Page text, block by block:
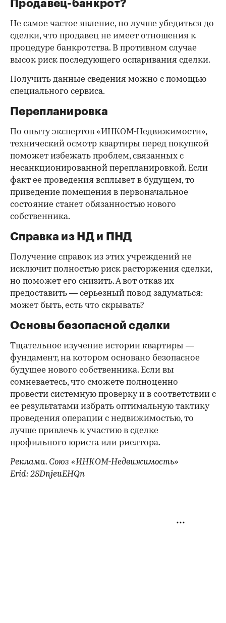
Продавец-банкрот?
Не самое частое явление, но лучше убедиться до
сделки, что продавец не имеет отношения к
процедуре банкротства. В противном случае
высок риск последующего оспаривания сделки.
Получить данные сведения можно с помощью
специального сервиса.
Перепланировка
По опыту экспертов «ИНКОМ-Недвижимости»,
технический осмотр квартиры перед покупкой
поможет избежать проблем, связанных с
несанкционированной перепланировкой. Если
факт ее проведения всплывет в будущем, то
приведение помещения в первоначальное
состояние станет обязанностью нового
собственника.
Справка из НД и ПНД
Получение справок из этих учреждений не
исключит полностью риск расторжения сделки,
но поможет его снизить. А вот отказ их
предоставить — серьезный повод задуматься:
может быть, есть что скрывать?
Основы безопасной сделки
Тщательное изучение истории квартиры —
фундамент, на котором основано безопасное
будущее нового собственника. Если вы
сомневаетесь, что сможете полноценно
провести системную проверку и в соответствии с
ее результатами избрать оптимальную тактику
проведения операции с недвижимостью, то
лучше привлечь к участию в сделке
профильного юриста или риелтора.
Реклама. Союз «ИНКОМ-Недвижимость»
Erid: 2SDnjeuEHQn